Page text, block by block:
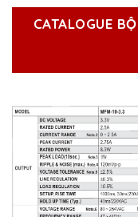
CATALOGUE